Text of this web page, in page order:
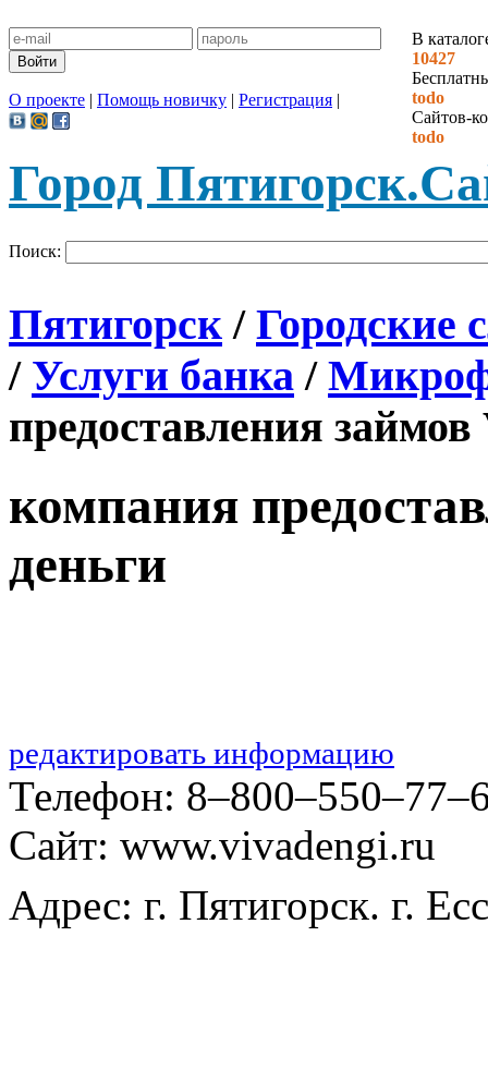
В
10427
todo
Сайтов-
todo
О проекте | Помощь новичку | Регистрация |
Город Пятигорск.
Поиск:
Пятигорск / Городские
/ Услуги банка /
предоставления
компания
деньги
редактировать информацию
Телефон:
Сайт: www.vivadengi.ru
Адрес: г. Пятигорск. г.